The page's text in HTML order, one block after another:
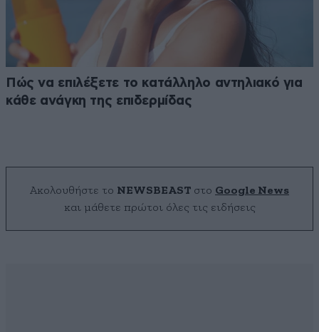
Πώς να επιλέξετε το κατάλληλο αντηλιακό για
κάθε ανάγκη της επιδερμίδας
Ακολουθήστε το NEWSBEAST στο Google News
και μάθετε πρώτοι όλες τις ειδήσεις